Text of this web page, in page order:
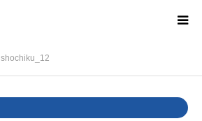
shochiku_12